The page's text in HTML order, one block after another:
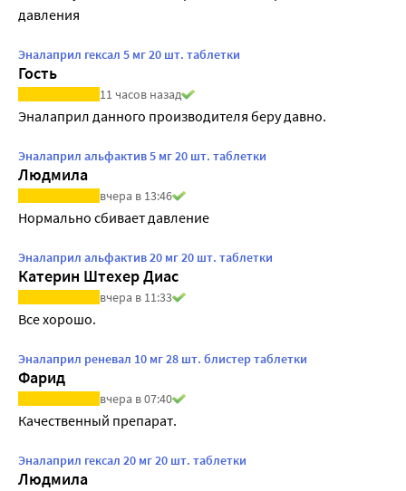
давления
Эналаприл гексал 5 мг 20 шт. таблетки
Гость
11 часов назад
Эналаприл данного производителя беру давно.
Эналаприл альфактив 5 мг 20 шт. таблетки
Людмила
вчера в 13:46
Нормально сбивает давление
Эналаприл альфактив 20 мг 20 шт. таблетки
Катерин Штехер Диас
вчера в 11:33
Все хорошо.
Эналаприл реневал 10 мг 28 шт. блистер таблетки
Фарид
вчера в 07:40
Качественный препарат.
Эналаприл гексал 20 мг 20 шт. таблетки
Людмила